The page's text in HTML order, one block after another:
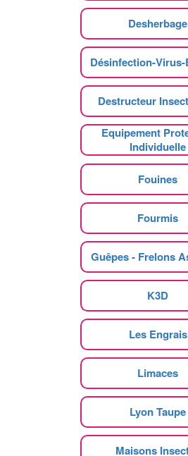
Desherbage
Désinfection-
Destructeur
Equipement
Individuelle
Fouines
Fourmis
Guêpes - Frelons
K3D
Les Engrais
Limaces
Lyon Taupe
Maisons